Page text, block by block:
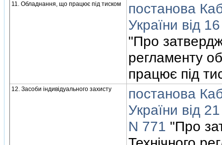
11. Обладнання, що працює пiд тиском
постанова
України вiд
"Про
регламенту
працює пiд
12. Засоби iндивiдуального захисту
постанова
України вiд
N 771 "Про